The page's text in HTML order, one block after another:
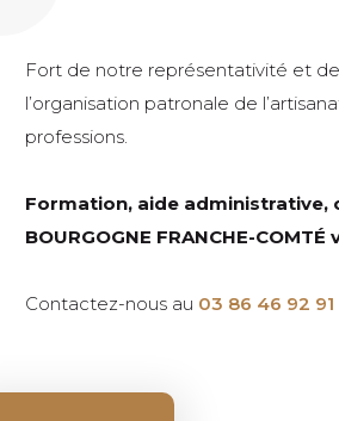
Fort de notre représentativité et
l’organisation patronale de
professions.
Formation, aide administrative,
BOURGOGNE FRANCHE-
Contactez-nous au 03 86 46 92 91